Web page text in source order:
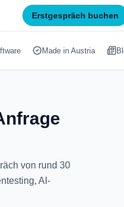
Erstgespräch buchen
Made in Austria
von rund 30
AI-